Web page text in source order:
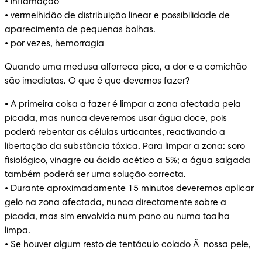
• vermelhidão de distribuição linear e possibilidade de
aparecimento de pequenas bolhas.
• por vezes, hemorragia
Quando uma medusa alforreca pica, a dor e a comichão
são imediatas. O que é que devemos fazer?
• A primeira coisa a fazer é limpar a zona afectada pela
picada, mas nunca deveremos usar água doce, pois
poderá rebentar as células urticantes, reactivando a
libertação da substância tóxica. Para limpar a zona: soro
fisiológico, vinagre ou ácido acético a 5%; a água salgada
também poderá ser uma solução correcta.
• Durante aproximadamente 15 minutos deveremos aplicar
gelo na zona afectada, nunca directamente sobre a
picada, mas sim envolvido num pano ou numa toalha
limpa.
• Se houver algum resto de tentáculo colado Ã  nossa pele,